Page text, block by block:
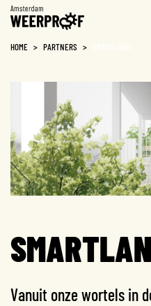
Weerproof
HOME > PARTNERS >
Vanuit onze wortels in